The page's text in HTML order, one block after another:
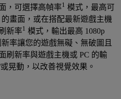
，可選擇高幀率1 模式，最高可
的畫面，或在搭配最新遊戲主機
新率1 模式，輸出最高 1080p
率讓您的遊戲無礙、無破圖且
刷新率與遊戲主機或 PC 的輸
晃動，以改善視覺效果。